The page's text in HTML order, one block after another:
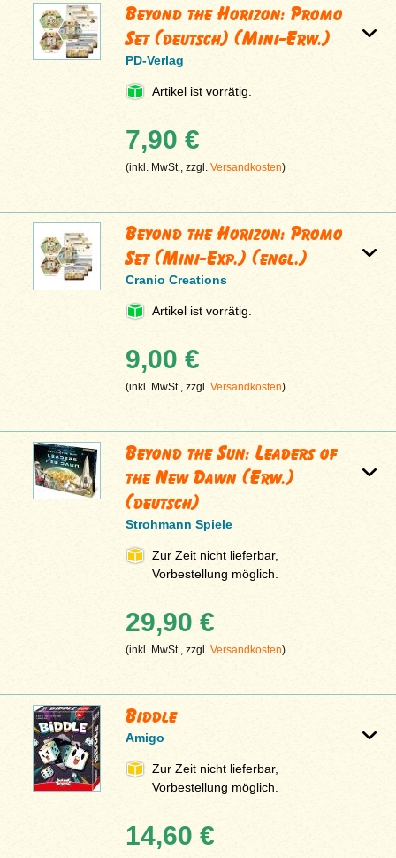
Beyond the Horizon: Promo
Set (deutsch) (Mini-Erw.)
PD-Verlag
Artikel ist vorrätig.
7,90 €
(inkl. MwSt., zzgl.Versandkosten)
Beyond the Horizon: Promo
Set (Mini-Exp.) (engl.)
Cranio Creations
Artikel ist vorrätig.
9,00 €
(inkl. MwSt., zzgl.Versandkosten)
Beyond the Sun: Leaders of
the New Dawn (Erw.)
(deutsch)
Strohmann Spiele
Zur Zeit nicht lieferbar,
Vorbestellung möglich.
29,90 €
(inkl. MwSt., zzgl.Versandkosten)
Biddle
Amigo
Zur Zeit nicht lieferbar,
Vorbestellung möglich.
14,60 €